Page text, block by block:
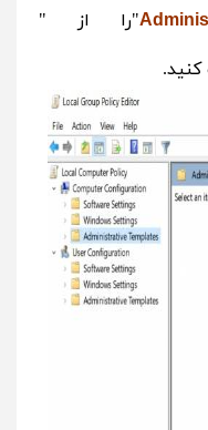
"را از "